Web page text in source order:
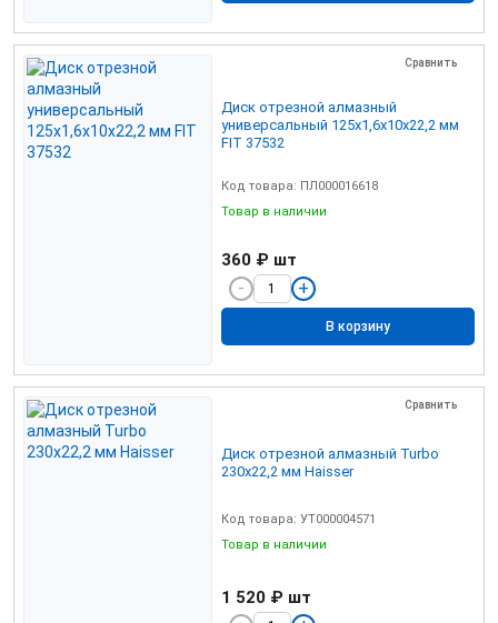
Сравнить
Диск отрезной алмазный
универсальный 125х1,6х10х22,2 мм
FIT 37532
Код товара: ПЛ000016618
Товар в наличии
360 ₽ шт
В корзину
Сравнить
Диск отрезной алмазный Turbo
230х22,2 мм Haisser
Код товара: УТ000004571
Товар в наличии
1 520 ₽ шт